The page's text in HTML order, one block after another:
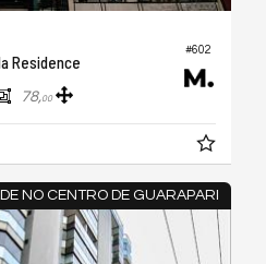
#602
Residence
78,00
NO CENTRO DE GUARAPARI